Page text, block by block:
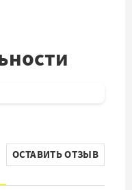
ОСТАВИТЬ ОТЗЫВ